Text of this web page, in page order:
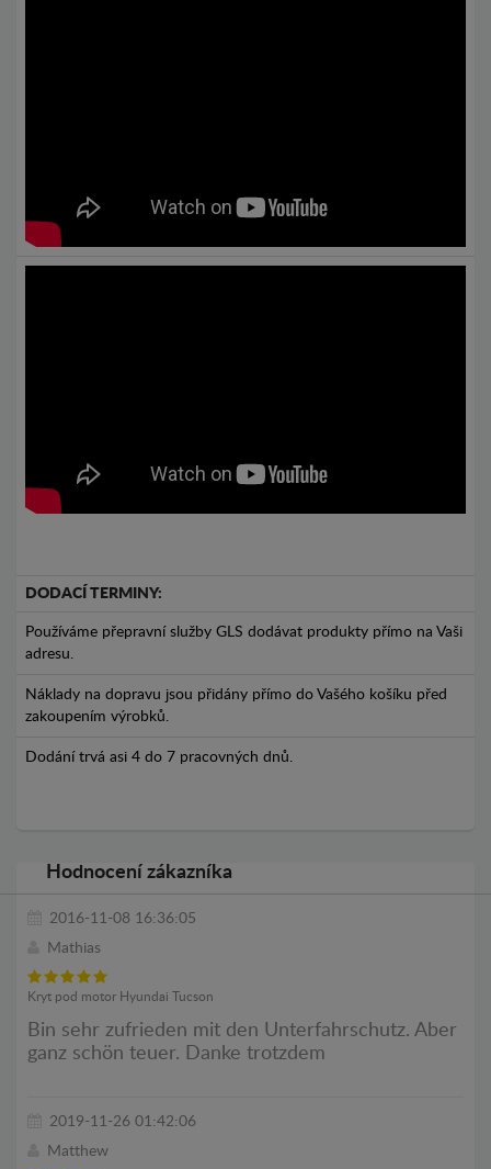
DODACÍ TERMINY:
Používáme přepravní služby GLS dodávat produkty přímo na Vaši
adresu.
Náklady na dopravu jsou přidány přímo do Vašého košíku před
zakoupením výrobků.
Dodání trvá asi 4 do 7 pracovných dnů.
Hodnocení zákazníka
2016-11-08 16:36:05
Mathias
Kryt pod motor Hyundai Tucson
Bin sehr zufrieden mit den Unterfahrschutz. Aber
ganz schön teuer. Danke trotzdem
2019-11-26 01:42:06
Matthew